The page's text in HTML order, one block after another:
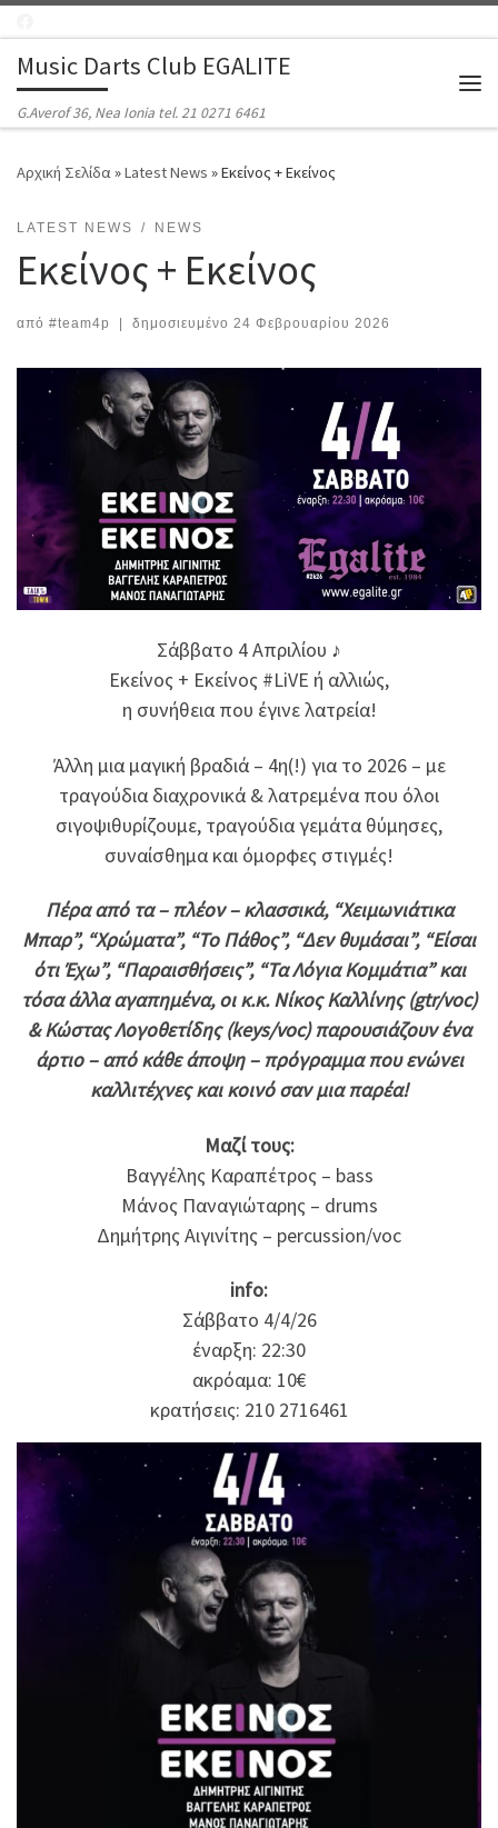
Music Darts Club EGALITE
G.Averof 36, Nea Ionia tel. 21 0271 6461
Αρχική Σελίδα»Latest News »Εκείνος + Εκείνος
LATEST NEWS NEWS
Εκείνος + Εκείνος
από #team4p δημοσιευμένο 24 Φεβρουαρίου 2026
Σάββατο 4 Απριλίου ♪
Εκείνος + Εκείνος #LiVE ή αλλιώς,
η συνήθεια που έγινε λατρεία!
Άλλη μια μαγική βραδιά – 4η(!) για το 2026 – με
τραγούδια διαχρονικά & λατρεμένα που όλοι
σιγοψιθυρίζουμε, τραγούδια γεμάτα θύμησες,
συναίσθημα και όμορφες στιγμές!
Πέρα από τα – πλέον – κλασσικά, “Χειμωνιάτικα
Μπαρ”, “Χρώματα”, “Το Πάθος”, “Δεν θυμάσαι”, “Είσαι
ότι Έχω”, “Παραισθήσεις”, “Τα Λόγια Κομμάτια” και
τόσα άλλα αγαπημένα, οι κ.κ. Νίκος Καλλίνης (gtr/voc)
& Κώστας Λογοθετίδης (keys/voc) παρουσιάζουν ένα
άρτιο – από κάθε άποψη – πρόγραμμα που ενώνει
καλλιτέχνες και κοινό σαν μια παρέα!
Μαζί τους:
Βαγγέλης Καραπέτρος – bass
Μάνος Παναγιώταρης – drums
Δημήτρης Αιγινίτης – percussion/voc
info:
Σάββατο 4/4/26
έναρξη: 22:30
ακρόαμα: 10€
κρατήσεις: 210 2716461